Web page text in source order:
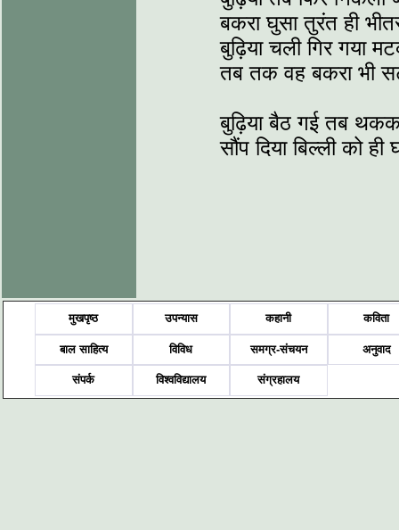
बकरा घुसा तुरंत ही
बुढ़िया चली गिर गया
तब तक वह बकरा भी
बुढ़िया बैठ गई तब
सौंप दिया बिल्ली को ही
मुखपृष्ठ उपन्यास कहानी कविता
बाल साहित्य विविध समग्र-संचयन अनुवाद
संपर्क विश्वविद्यालय संग्रहालय